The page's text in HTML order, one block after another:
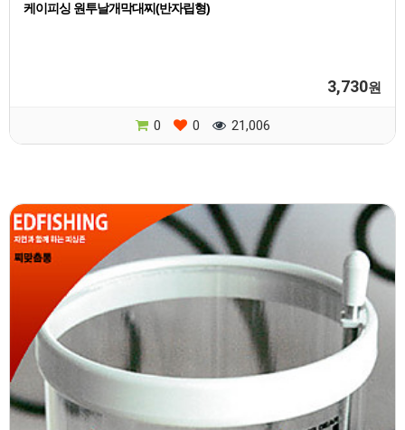
케이피싱 원투날개막대찌(반자립형)
3,730원
0 0 21,006